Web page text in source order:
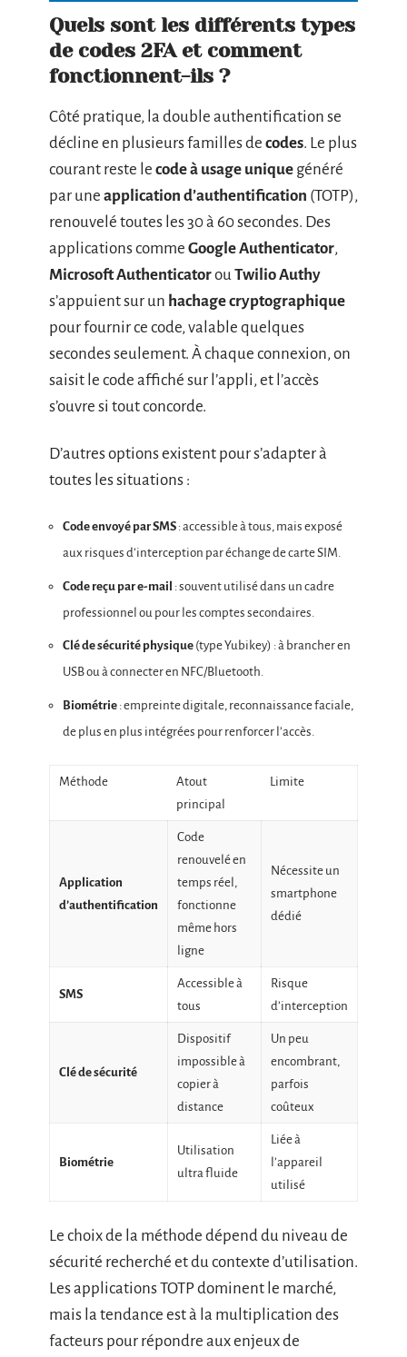
Quels sont les différents types
de codes 2FA et comment
fonctionnent-ils ?
Côté pratique, la double authentification se
décline en plusieurs familles de codes. Le plus
courant reste le code à usage unique généré
par une application d’authentification (TOTP),
renouvelé toutes les 30 à 60 secondes. Des
applications comme Google Authenticator,
Microsoft AuthenticatorouTwilio Authy
s’appuient sur un hachage cryptographique
pour fournir ce code, valable quelques
secondes seulement. À chaque connexion, on
saisit le code affiché sur l’appli, et l’accès
s’ouvre si tout concorde.
D’autres options existent pour s’adapter à
toutes les situations :
Code envoyé par SMS : accessible à tous, mais exposé
aux risques d’interception par échange de carte SIM.
Code reçu par e-mail : souvent utilisé dans un cadre
professionnel ou pour les comptes secondaires.
Clé de sécurité physique (type Yubikey) : à brancher en
USB ou à connecter en NFC/Bluetooth.
Biométrie : empreinte digitale, reconnaissance faciale,
de plus en plus intégrées pour renforcer l’accès.
Méthode
Atout
principal
Limite
Application
d’authentification
Code
renouvelé en
temps réel,
fonctionne
même hors
ligne
Nécessite un
smartphone
dédié
SMS
Accessible à
tous
Risque
d’interception
Clé de sécurité
Dispositif
impossible à
copier à
distance
Un peu
encombrant,
parfois
coûteux
Biométrie
Utilisation
ultra fluide
Liée à
l’appareil
utilisé
Le choix de la méthode dépend du niveau de
sécurité recherché et du contexte d’utilisation.
Les applications TOTP dominent le marché,
mais la tendance est à la multiplication des
facteurs pour répondre aux enjeux de